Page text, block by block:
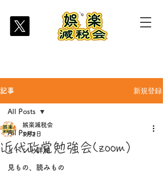
記事 新規登録
All Posts
イベント詳細
見もの、読みもの
All Posts
近代政党勉強会(zoom）
娯楽減税会
3月2日